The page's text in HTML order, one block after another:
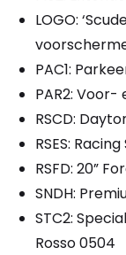
LOGO:
PAC1:
PAR2:
RSCD:
RSES:
RSFD: 20”
SNDH:
STC2:
Rosso 0504